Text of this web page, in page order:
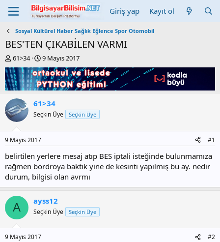
Giriş yap Kayıt ol
Sosyal Kültürel Haber Sağlık Eğlence Spor Otomobil
BES'TEN ÇIKABİLEN VARMI
K
o
n
b
u
y
u
b
a
ş
l
a
t
a
n
61>34
B
a
ş
l
a
n
g
ı
a
r
i
h
i
9 Mayıs 2017
61>34
Seçkin Üye Seçkin Üye
9 Mayıs 2017 #1
belirtilen yerlere mesaj atıp BES iptali isteğinde bulunmamıza
rağmen bordroya baktık yine de kesinti yapılmış bu ay. nedir
durum, bilgisi olan avrmı
A ayss12
Seçkin Üye Seçkin Üye
9 Mayıs 2017 #2